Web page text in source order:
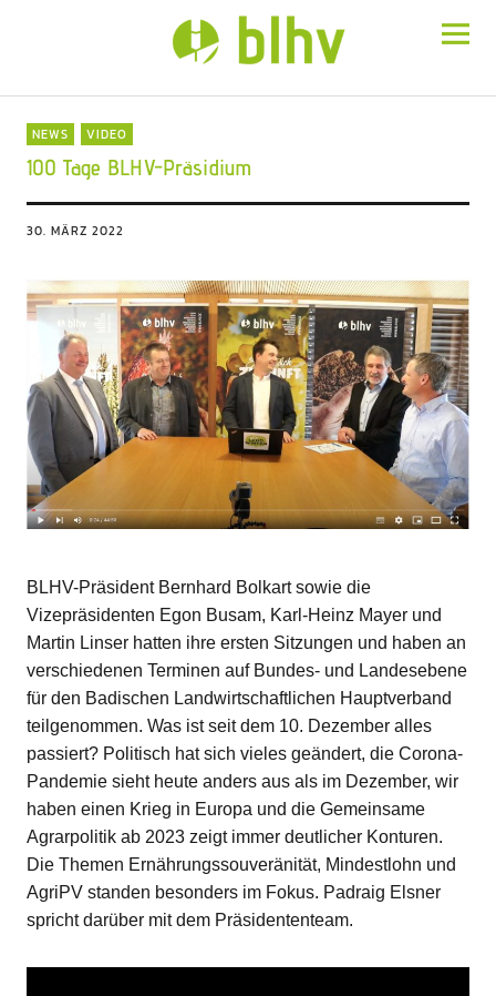
NEWS VIDEO
100 Tage BLHV-Präsidium
30. MÄRZ 2022
BLHV-Präsident Bernhard Bolkart sowie die
Vizepräsidenten Egon Busam, Karl-Heinz Mayer und
Martin Linser hatten ihre ersten Sitzungen und haben an
verschiedenen Terminen auf Bundes- und Landesebene
für den Badischen Landwirtschaftlichen Hauptverband
teilgenommen. Was ist seit dem 10. Dezember alles
passiert? Politisch hat sich vieles geändert, die Corona-
Pandemie sieht heute anders aus als im Dezember, wir
haben einen Krieg in Europa und die Gemeinsame
Agrarpolitik ab 2023 zeigt immer deutlicher Konturen.
Die Themen Ernährungssouveränität, Mindestlohn und
AgriPV standen besonders im Fokus. Padraig Elsner
spricht darüber mit dem Präsidententeam.